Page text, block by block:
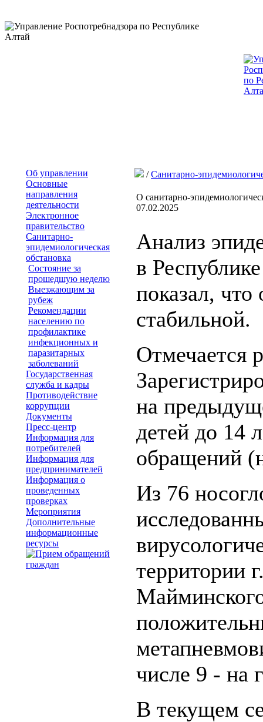
Об управлении
Основные
направления
деятельности
Электронное
правительство
Санитарно-
эпидемиологическая
обстановка
Состояние за
прошедшую неделю
Выезжающим за
рубеж
Рекомендации
населению по
профилактике
инфекционных и
паразитарных
заболеваний
Государственная
служба и кадры
Противодействие
коррупции
Документы
Пресс-центр
Информация для
потребителей
Информация для
предпринимателей
Информация о
проведенных
проверках
Мероприятия
Дополнительные
информационные
ресурсы
/Санитарно-
О санитарно-
07.02.2025
Анализ
в
показал, что
стабильной.
Отмечается
на
детей до 14
обращений
Из 76
территории
числе 9 - на
В текущем